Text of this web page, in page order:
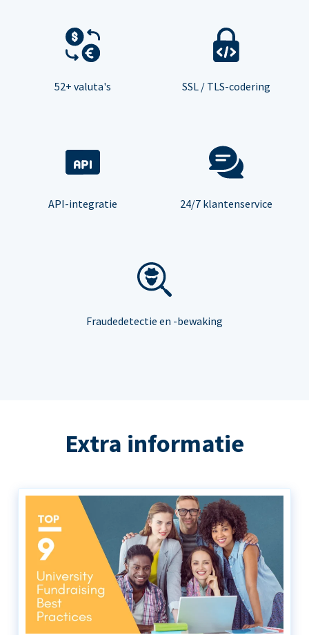
52+ valuta's SSL / TLS-codering
API-integratie 24/7 klantenservice
Fraudedetectie en -bewaking
Extra informatie